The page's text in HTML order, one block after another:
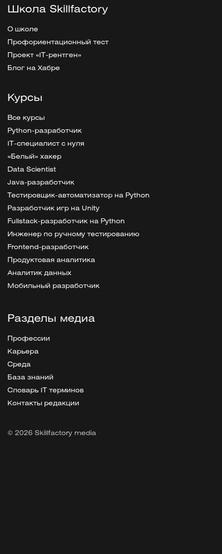
Школа Skillfactory
О школе
Профориентационный тест
Проект «IT-рентген»
Блог на Хабре
Курсы
Все курсы
Python-разработчик
IT-специалист с нуля
«Белый» хакер
Data Scientist
Java-разработчик
Тестировщик-автоматизатор на Python
Разработчик игр на Unity
Fullstack-разработчик на Python
Инженер по ручному тестированию
Frontend-разработчик
Продуктовая аналитика
Аналитик данных
Мобильный разработчик
Разделы медиа
Профессии
Карьера
Среда
База знаний
Словарь IT терминов
Контакты редакции
© 2026 Skillfactory media